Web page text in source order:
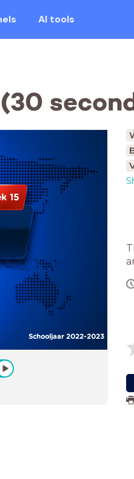
AI tools
15
Schooljaar 2022-2023